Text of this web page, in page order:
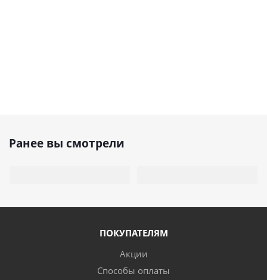
Ранее вы смотрели
ПОКУПАТЕЛЯМ
Акции
Способы оплаты